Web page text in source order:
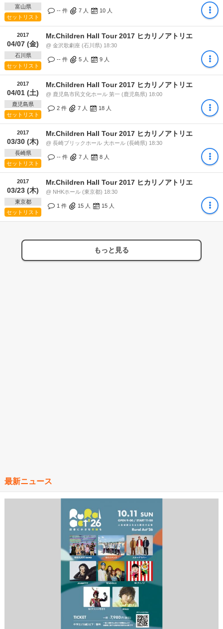
富山県
セットリスト
-- 件 7 人 10 人
2017
04/07 (金)
石川県
セットリスト
Mr.Children Hall Tour 2017 ヒカリノアトリエ
@ 金沢歌劇座 (石川県) 18:30
-- 件 5 人 9 人
2017
04/01 (土)
鹿児島県
セットリスト
Mr.Children Hall Tour 2017 ヒカリノアトリエ
@ 鹿児島市民文化ホール 第一 (鹿児島県) 18:00
2 件 7 人 18 人
2017
03/30 (木)
長崎県
セットリスト
Mr.Children Hall Tour 2017 ヒカリノアトリエ
@ 長崎ブリックホール 大ホール (長崎県) 18:30
-- 件 7 人 8 人
2017
03/23 (木)
東京都
セットリスト
Mr.Children Hall Tour 2017 ヒカリノアトリエ
@ NHKホール (東京都) 18:30
1 件 15 人 15 人
もっと見る
最新ニュース